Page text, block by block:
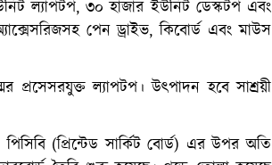
ল্যাপটপ, ৩০ হাজার ইউনিট ডেস্কটপ এবং
পেন ড্রাইভ, কিবোর্ড এবং মাউস
প্রসেসরযুক্ত ল্যাপটপ। উৎপাদন হবে সাশ্রয়ী
(প্রিন্টেড সার্কিট বোর্ড) এর উপর অতি